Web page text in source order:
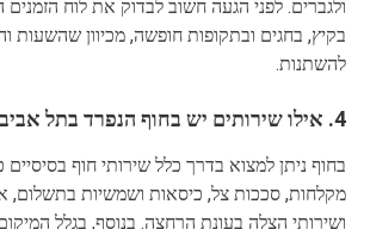
ולגברים. לפני הגעה חשוב לבדוק את לוח הזמנים
בקיץ, בחגים ובתקופות חופשה, מכיוון שהשעות
להשתנות.
4. אילו שירותים יש בחוף הנפרד בתל אביב?
בחוף ניתן למצוא בדרך כלל שירותי חוף בסיסיים
מקלחות, סככות צל, כיסאות ושמשיות בתשלום,
ושירותי הצלה בעונת הרחצה. בנוסף, בגלל